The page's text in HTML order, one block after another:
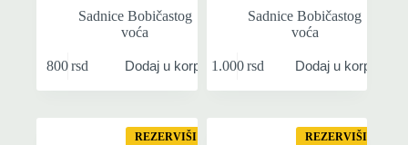
Sadnice Bobičastog
voća
800rsd Dodaj u korpu
Sadnice Bobičastog
voća
1.000rsd Dodaj u korpu
REZERVIŠI REZERVIŠI